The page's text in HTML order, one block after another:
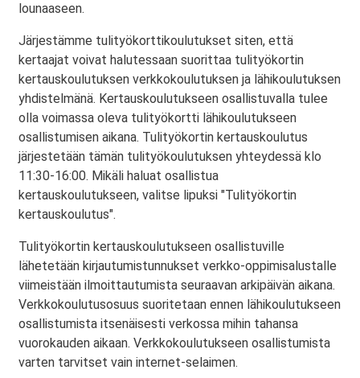
lounaaseen.
Järjestämme tulityökorttikoulutukset siten, että
kertaajat voivat halutessaan suorittaa tulityökortin
kertauskoulutuksen verkkokoulutuksen ja lähikoulutuksen
yhdistelmänä. Kertauskoulutukseen osallistuvalla tulee
olla voimassa oleva tulityökortti lähikoulutukseen
osallistumisen aikana. Tulityökortin kertauskoulutus
järjestetään tämän tulityökoulutuksen yhteydessä klo
11:30-16:00. Mikäli haluat osallistua
kertauskoulutukseen, valitse lipuksi "Tulityökortin
kertauskoulutus".
Tulityökortin kertauskoulutukseen osallistuville
lähetetään kirjautumistunnukset verkko-oppimisalustalle
viimeistään ilmoittautumista seuraavan arkipäivän aikana.
Verkkokoulutusosuus suoritetaan ennen lähikoulutukseen
osallistumista itsenäisesti verkossa mihin tahansa
vuorokauden aikaan. Verkkokoulutukseen osallistumista
varten tarvitset vain internet-selaimen.